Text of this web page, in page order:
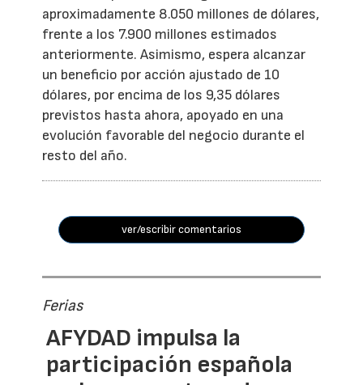
aproximadamente 8.050 millones de dólares,
frente a los 7.900 millones estimados
anteriormente. Asimismo, espera alcanzar
un beneficio por acción ajustado de 10
dólares, por encima de los 9,35 dólares
previstos hasta ahora, apoyado en una
evolución favorable del negocio durante el
resto del año.
ver/escribir comentarios
Ferias
AFYDAD impulsa la
participación española